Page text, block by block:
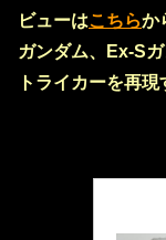
ビューはこちらか
ガンダム、Ex-S
トライカーを再